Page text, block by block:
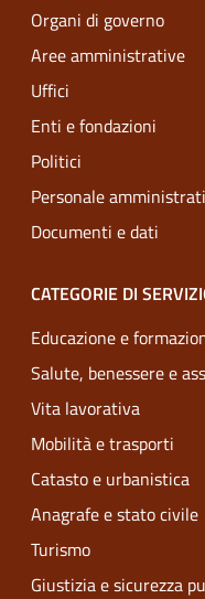
Organi di governo
Aree amministrative
Uffici
Enti e fondazioni
Politici
Personale
Documenti e dati
CATEGORIE DI
Educazione e
Salute, benessere e
Vita lavorativa
Mobilità e trasporti
Catasto e urbanistica
Anagrafe e stato civile
Turismo
Giustizia e sicurezza